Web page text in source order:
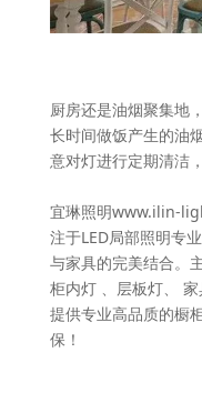
厨房还是油烟聚集地
长时间做饭产生的油
意对灯进行定期清洁
宜琳照明www.ilin-
注于LED局部照明专
与家具的完美结合。
柜内灯 、层板灯、
提供专业高品质的橱
保！